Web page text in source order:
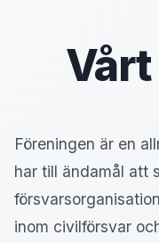
Föreningen är en
har till ändamål att
inom civilförsvar